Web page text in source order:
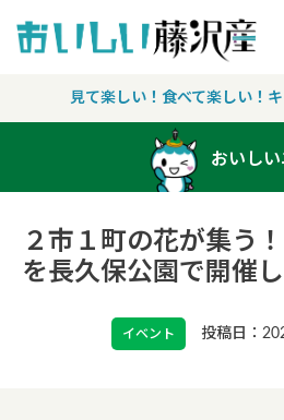
Main Navigation
見て楽しい！食べて楽しい！
おいし
２市１町の花が集う
を長久保公園で開催
イベント 投稿日：